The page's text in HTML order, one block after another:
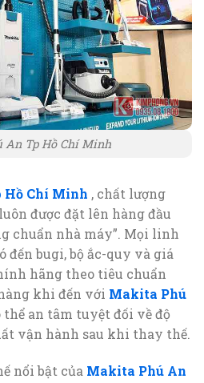
An Tp Hồ Chí Minh
Hồ Chí Minh , chất lượng
được đặt lên hàng đầu
chuẩn nhà máy”. Mọi linh
đến bugi, bộ ắc-quy và giá
hãng theo tiêu chuẩn
khi đến với Makita Phú
thể an tâm tuyệt đối về độ
vận hành sau khi thay thế.
nổi bật của Makita Phú An